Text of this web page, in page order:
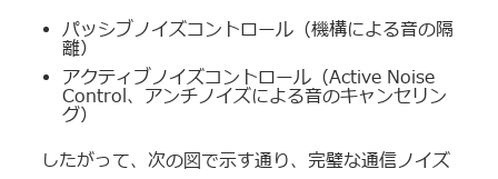
パッシブノイズコントロール（機構による音の隔
離）
アクティブノイズコントロール（Active Noise
Control、アンチノイズによる音のキャンセリン
グ）
したがって、次の図で示す通り、完璧な通信ノイズ